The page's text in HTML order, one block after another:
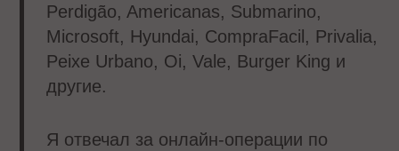
Perdigão, Americanas, Submarino,
Microsoft, Hyundai, CompraFacil, Privalia,
Peixe Urbano, Oi, Vale, Burger King и
другие.
Я отвечал за онлайн-операции по